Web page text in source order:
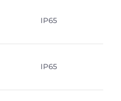
IP65
IP65